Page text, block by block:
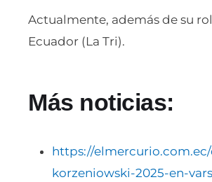
Actualmente, además de su
Ecuador (La Tri).
Más noticias:
https://
korzeniowski-2025-en-